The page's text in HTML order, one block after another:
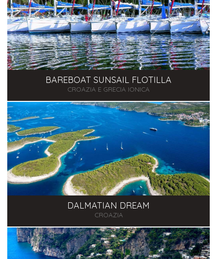
BAREBOAT SUNSAIL FLOTILLA
CROAZIA E GRECIA IONICA
DALMATIAN DREAM
CROAZIA